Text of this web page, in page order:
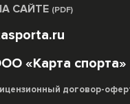
САЙТЕ (PDF)
«Карта спорта»
договор-